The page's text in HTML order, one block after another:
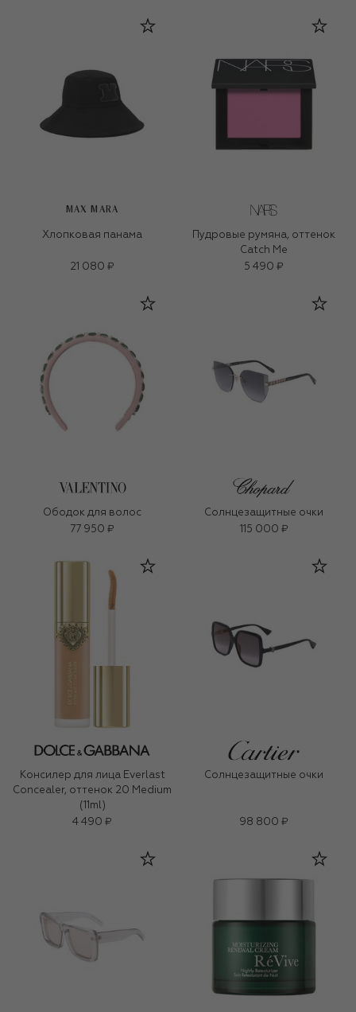
MAX MARA
Хлопковая панама
21 080 ₽
Пудровые румяна, оттенок
Catch Me
5 490 ₽
Ободок для волос
77 950 ₽
Солнцезащитные очки
115 000 ₽
Консилер для лица Everlast
Concealer, оттенок 20 Medium
(11ml)
4 490 ₽
Солнцезащитные очки
98 800 ₽